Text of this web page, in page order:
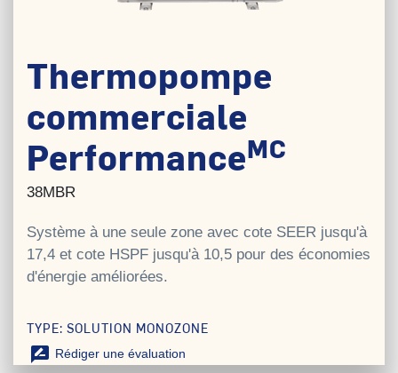
Thermopompe
commerciale
PerformanceMC
38MBR
Système à une seule zone avec cote SEER jusqu'à
17,4 et cote HSPF jusqu'à 10,5 pour des économies
d'énergie améliorées.
TYPE: SOLUTION MONOZONE
rate_review Rédiger une évaluation